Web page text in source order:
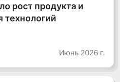
рост продукта и
технологий
Июнь 2026 г.